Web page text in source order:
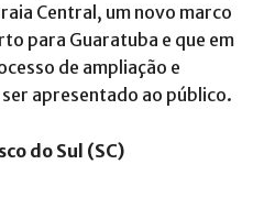
Central, um novo marco
para Guaratuba e que em
de ampliação e
apresentado ao público.
do Sul (SC)